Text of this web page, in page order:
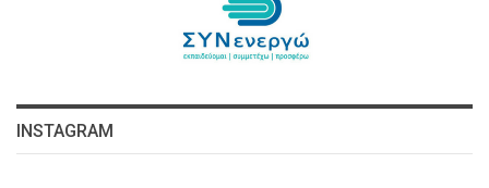
INSTAGRAM